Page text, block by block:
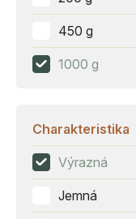
450 g
1000 g
Charakteristika
Výrazná
Jemná